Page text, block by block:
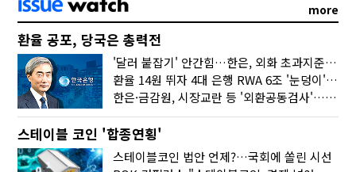
more
환율 공포, 당국은 총력전
'달러 붙잡기' 안간힘…한은, 외화 초과지준에 이자 6개월 더
환율 14원 뛰자 4대 은행 RWA 6조 '눈덩이'…2배 뛴 2분기는?
한은·금감원, 시장교란 등 '외환공동검사'…환율 급등 전방위 대응
스테이블 코인 '합종연횡'
스테이블코인 법안 언제?…국회에 쏠린 시선